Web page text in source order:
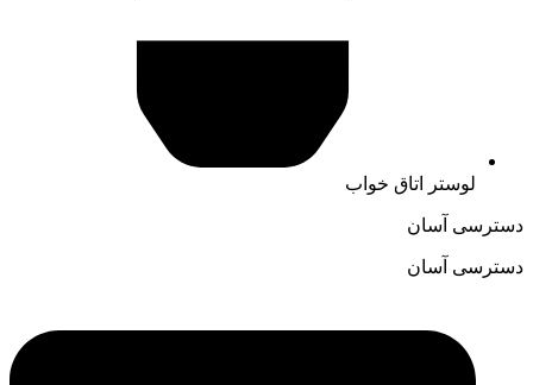
لوستر اتاق خواب
دسترسی آسان
دسترسی آسان